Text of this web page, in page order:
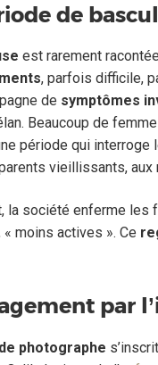
de
est rarement
, parfois difficile,
de symptômes
Beaucoup de
période qui interroge
vieillissants, aux
la société enferme les
moins actives ». Ce
par
photographe